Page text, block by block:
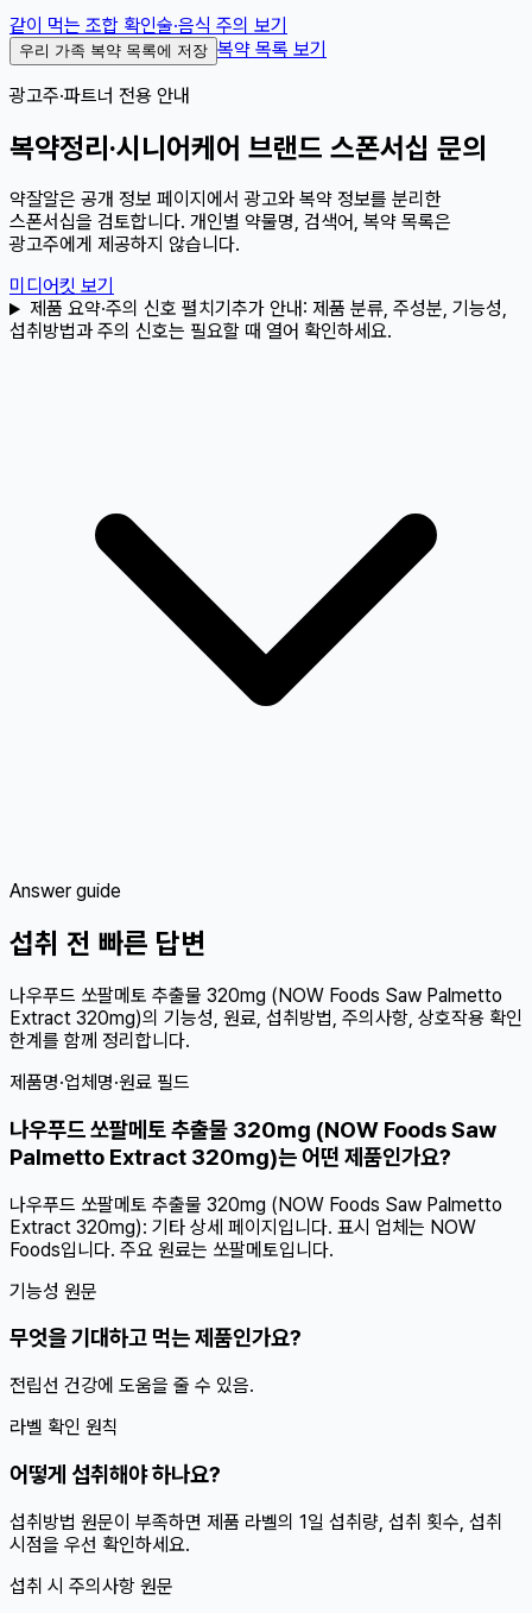
같이 먹는 조합 확인술·음식 주의 보기
우리 가족 복약 목록에 저장 복약 목록 보기
광고주·파트너 전용 안내
복약정리·시니어케어 브랜드 스폰서십 문의
약잘알은 공개 정보 페이지에서 광고와 복약 정보를 분리한
스폰서십을 검토합니다. 개인별 약물명, 검색어, 복약 목록은
광고주에게 제공하지 않습니다.
미디어킷 보기
제품 요약·주의 신호 펼치기 추가 안내: 제품 분류, 주성분, 기능성,
섭취방법과 주의 신호는 필요할 때 열어 확인하세요.
Answer guide
섭취 전 빠른 답변
나우푸드 쏘팔메토 추출물 320mg (NOW Foods Saw Palmetto
Extract 320mg)의 기능성, 원료, 섭취방법, 주의사항, 상호작용 확인
한계를 함께 정리합니다.
제품명·업체명·원료 필드
나우푸드 쏘팔메토 추출물 320mg (NOW Foods Saw
Palmetto Extract 320mg)는 어떤 제품인가요?
나우푸드 쏘팔메토 추출물 320mg (NOW Foods Saw Palmetto
Extract 320mg): 기타 상세 페이지입니다. 표시 업체는 NOW
Foods입니다. 주요 원료는 쏘팔메토입니다.
기능성 원문
무엇을 기대하고 먹는 제품인가요?
전립선 건강에 도움을 줄 수 있음.
라벨 확인 원칙
어떻게 섭취해야 하나요?
섭취방법 원문이 부족하면 제품 라벨의 1일 섭취량, 섭취 횟수, 섭취
시점을 우선 확인하세요.
섭취 시 주의사항 원문